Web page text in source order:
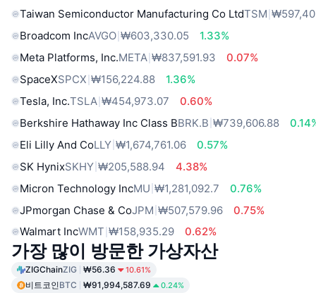
Taiwan Semiconductor Manufacturing Co LtdTSM
Broadcom IncAVGO ₩603,330.05
1.33%
Meta Platforms, Inc.META ₩837,591.93
0.07%
SpaceXSPCX ₩156,224.88
1.36%
Tesla, Inc.TSLA ₩454,973.07
0.60%
Berkshire Hathaway Inc Class BBRK.B ₩739,606.88
Eli Lilly And CoLLY ₩1,674,761.06
0.57%
SK HynixSKHY ₩205,588.94
4.38%
Micron Technology IncMU ₩1,281,092.7
0.76%
JPmorgan Chase & CoJPM ₩507,579.96
0.75%
Walmart IncWMT ₩158,935.29 0.62%
가장 많이 방문한 가상자산
ZIGChainZIG ₩56.36 10.61%
비트코인BTC ₩91,994,587.69 0.24%